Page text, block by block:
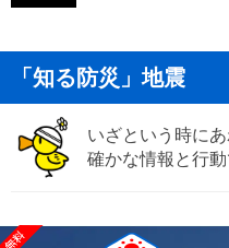
「知る防災」地震
いざという時に
確かな情報と行